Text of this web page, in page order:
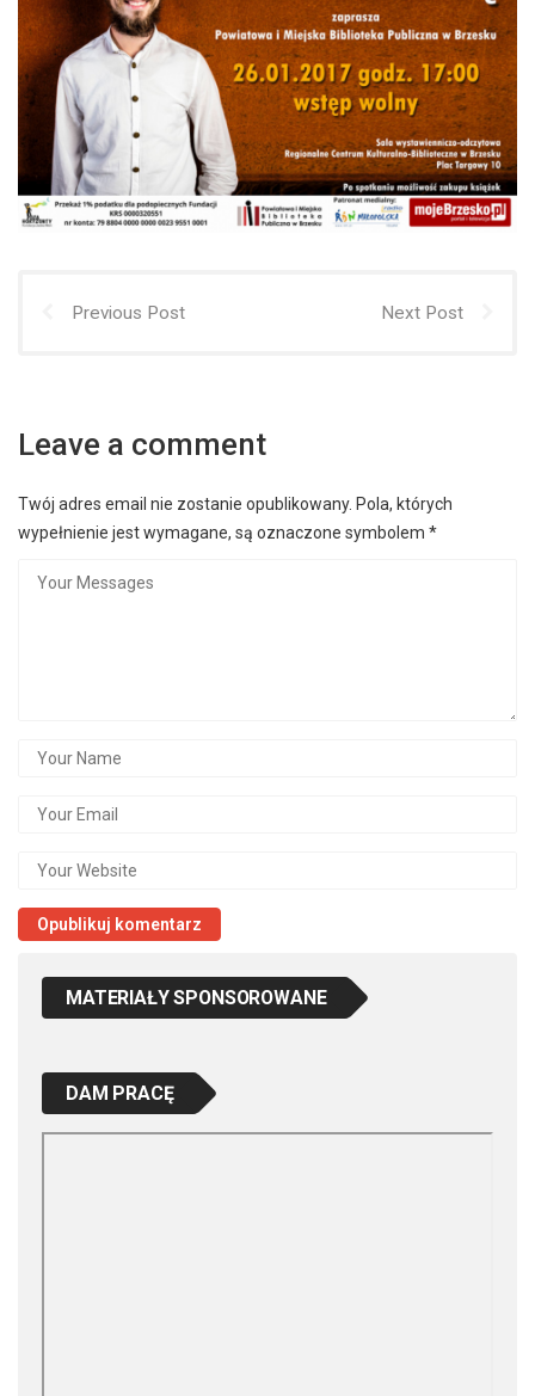
Previous Post Next Post
Leave a comment
Twój adres email nie zostanie opublikowany. Pola, których
wypełnienie jest wymagane, są oznaczone symbolem *
MATERIAŁY SPONSOROWANE
DAM PRACĘ